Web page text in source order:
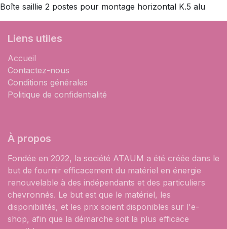
Boîte saillie 2 postes pour montage horizontal K.5 alu
Liens utiles
Accueil
Contactez-nous
Conditions générales
Politique de confidentialité
À propos
Fondée en 2022, la société ATAUM a été créée dans le
but de fournir efficacement du matériel en énergie
renouvelable à des indépendants et des particuliers
chevronnés. Le but est que le matériel, les
disponibilités, et les prix soient disponibles sur l'e-
shop, afin que la démarche soit la plus efficace